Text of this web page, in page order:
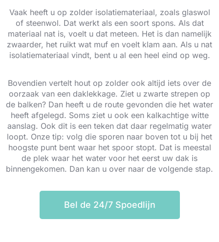
Vaak heeft u op zolder isolatiemateriaal, zoals glaswol
of steenwol. Dat werkt als een soort spons. Als dat
materiaal nat is, voelt u dat meteen. Het is dan namelijk
zwaarder, het ruikt wat muf en voelt klam aan. Als u nat
isolatiemateriaal vindt, bent u al een heel eind op weg.
Bovendien vertelt hout op zolder ook altijd iets over de
oorzaak van een daklekkage. Ziet u zwarte strepen op
de balken? Dan heeft u de route gevonden die het water
heeft afgelegd. Soms ziet u ook een kalkachtige witte
aanslag. Ook dit is een teken dat daar regelmatig water
loopt. Onze tip: volg die sporen naar boven tot u bij het
hoogste punt bent waar het spoor stopt. Dat is meestal
de plek waar het water voor het eerst uw dak is
binnengekomen. Dan kan u over naar de volgende stap.
Bel de 24/7 Spoedlijn